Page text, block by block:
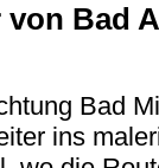
von Bad
Bad
ins